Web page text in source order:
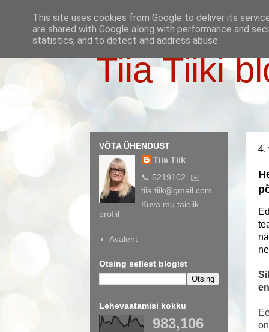
Tiia Tiiki
4.
VÕTA ÜHENDUST
Tiia Tiik
📞 5219102, ✉️
tiia.tiik@gmail.com
Kuva mu täielik
profiil
Avaleht
Otsing sellest blogist
Lehevaatamisi kokku
983,106
This site uses cookies from Google to deliver its
are shared with Google along with performance and
statistics, and to detect and address abuse.